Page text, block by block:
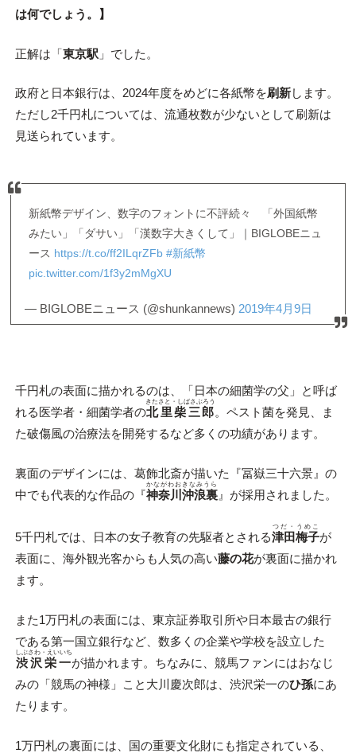
は何でしょう。】
正解は「東京駅 」でした。
政府と日本銀行は、2024年度をめどに各紙幣を刷新します。
ただし2千円札については、流通枚数が少ないとして刷新は
見送られています。
新紙幣デザイン、数字のフォントに不評続々 「外国紙幣
みたい」「ダサい」「漢数字大きくして」｜BIGLOBEニュ
ース https://t.co/ff2ILqrZFb #新紙幣
pic.twitter.com/1f3y2mMgXU
— BIGLOBEニュース (@shunkannews) 2019年4月9日
千円札の表面に描かれるのは、「日本の細菌学の父」と呼ば
れる医学者・細菌学者の北里柴三郎
きたさと・しばさぶろう
。ペスト菌を発見、ま
た破傷風の治療法を開発するなど多くの功績があります。
裏面のデザインには、葛飾北斎が描いた『冨嶽三十六景』の
中でも代表的な作品の『神奈川沖浪裏
かながわおきなみうら
』が採用されました。
5千円札では、日本の女子教育の先駆者とされる津田梅子
つだ・うめこ
が
表面に、海外観光客からも人気の高い藤の花が裏面に描かれ
ます。
また1万円札の表面には、東京証券取引所や日本最古の銀行
である第一国立銀行など、数多くの企業や学校を設立した
渋沢栄一
しぶさわ・えいいち
が描かれます。ちなみに、競馬ファンにはおなじ
みの「競馬の神様」こと大川慶次郎は、渋沢栄一のひ孫にあ
たります。
1万円札の裏面には、国の重要文化財にも指定されている、